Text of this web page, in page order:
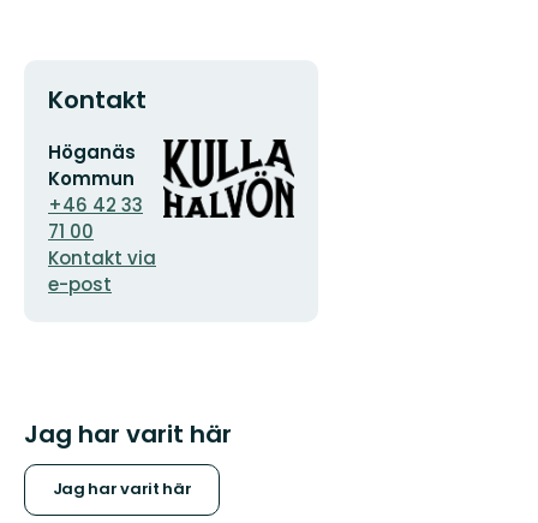
Kontakt
E-
postadress
Höganäs
Kommun
+46 42 33
71 00
Kontakt via
e-post
Organisationens
logotyp
Jag har varit här
Jag har varit här